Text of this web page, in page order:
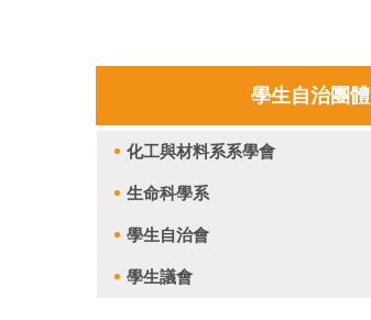
學生自治團體
化工與材料系系學會
生命科學系
學生自治會
學生議會